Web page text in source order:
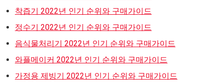
착즙기 2022년 인기 순위와 구매가이드
정수기 2022년 인기 순위와 구매가이드
음식물처리기 2022년 인기 순위와 구매가이드
와플메이커 2022년 인기 순위와 구매가이드
가정용 제빙기 2022년 인기 순위와 구매가이드